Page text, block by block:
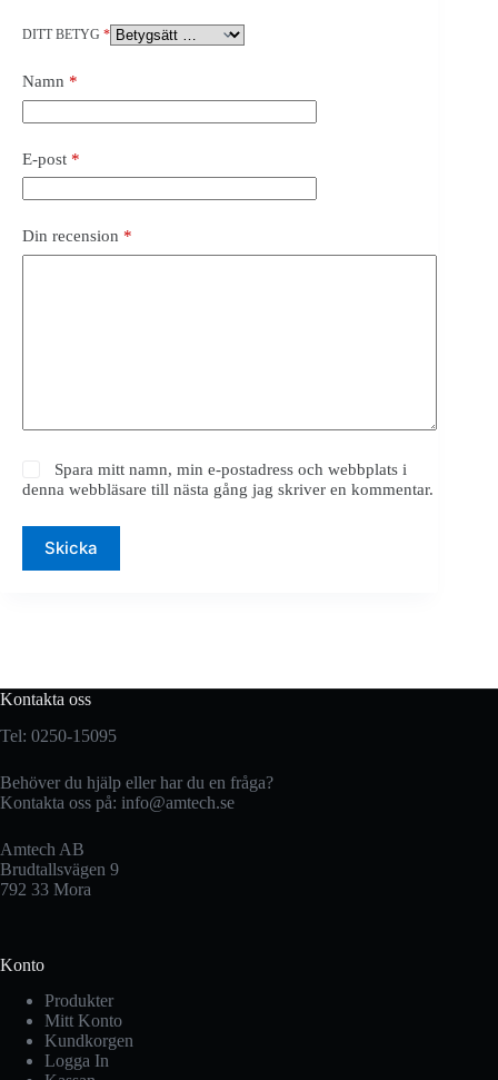
DITT BETYG *
Namn *
E-post *
Din recension *
Spara mitt namn, min e-postadress och webbplats i
denna webbläsare till nästa gång jag skriver en kommentar.
Skicka
Kontakta oss
Tel: 0250-15095
Behöver du hjälp eller har du en fråga?
Kontakta oss på: info@amtech.se
Amtech AB
Brudtallsvägen 9
792 33 Mora
Konto
Produkter
Mitt Konto
Kundkorgen
Logga In